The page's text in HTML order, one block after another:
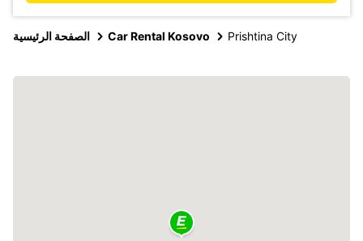
الصفحة الرئيسية Car Rental Kosovo Prishtina City